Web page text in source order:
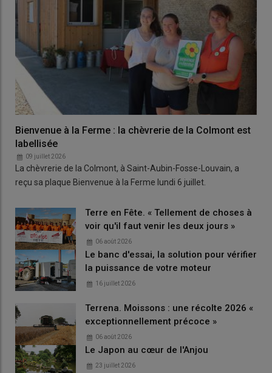
Bienvenue à la Ferme : la chèvrerie de la Colmont est
labellisée
09 juillet 2026
La chèvrerie de la Colmont, à Saint-Aubin-Fosse-Louvain, a
reçu sa plaque Bienvenue à la Ferme lundi 6 juillet.
Terre en Fête. « Tellement de choses à
voir qu'il faut venir les deux jours »
06 août 2026
Le banc d'essai, la solution pour vérifier
la puissance de votre moteur
16 juillet 2026
Terrena. Moissons : une récolte 2026 «
exceptionnellement précoce »
06 août 2026
Le Japon au cœur de l'Anjou
23 juillet 2026